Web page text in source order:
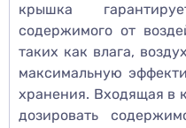
крышка
содержимого от
таких как влага,
максимальную
хранения. Входящая в
дозировать